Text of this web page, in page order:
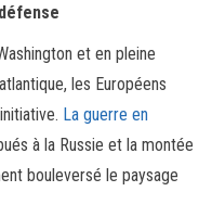
et en pleine
les Européens
La guerre en
à la Russie et la montée
bouleversé le paysage